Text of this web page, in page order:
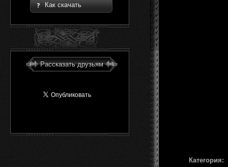
Как скачать
Рассказать друзьям
Категория: